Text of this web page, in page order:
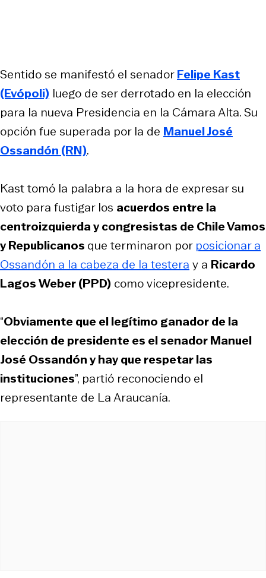
Sentido se manifestó el senadorFelipe Kast
(Evópoli) luego de ser derrotado en la elección
para la nueva Presidencia en la Cámara Alta. Su
opción fue superada por la de Manuel José
Ossandón (RN).
Kast tomó la palabra a la hora de expresar su
voto para fustigar los acuerdos entre la
centroizquierda y congresistas de Chile Vamos
y Republicanos que terminaron por posicionar a
Ossandón a la cabeza de la testera y a Ricardo
Lagos Weber (PPD) como vicepresidente.
“Obviamente que el legítimo ganador de la
elección de presidente es el senador Manuel
José Ossandón y hay que respetar las
instituciones”, partió reconociendo el
representante de La Araucanía.